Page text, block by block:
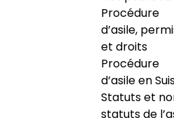
Procédure
d’asile,
et droits
Procédure
d’asile en
Statuts et
statuts de